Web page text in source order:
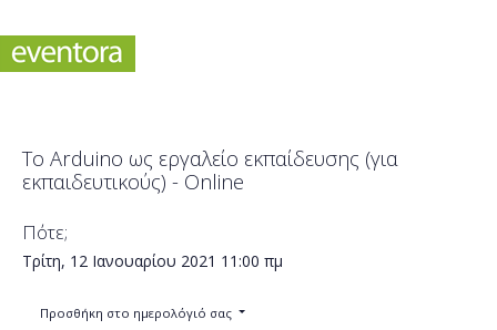
To Arduino ως εργαλείο εκπαίδευσης (για
εκπαιδευτικούς) - Online
Πότε;
Τρίτη, 12 Ιανουαρίου 2021 11:00 πμ
Προσθήκη στο ημερολόγιό σας